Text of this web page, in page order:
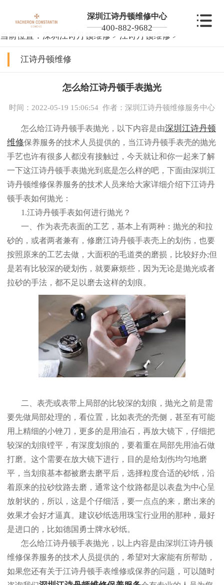
深圳江诗丹顿维修中心
400-882-9682
当前位置： 深圳江诗丹顿维修 > 江诗丹顿维修 >
江诗丹顿维修
怎么给江诗丹顿手表抛光
时间：2022-05-19 15:06:54 作者：深圳江诗丹顿维修服务中心
怎么给江诗丹顿手表抛光，以下内容是由深圳江诗丹顿
维修保养服务的技术人员提供的，当江诗丹顿手表壳的抛光
手艺也许有很多人都没有接触过，今天就让和你一起来了解
一下这江诗丹顿手表抛光到底是怎么样的吧，下面由深圳江
诗丹顿维修保养服务的技术人员来给大家详细介绍下江诗丹
顿手表如何抛光：
1.江诗丹顿手表如何进行抛光？
一、作为表壳表面的工艺，基本上有两种：抛光的和拉
砂的，或者两者兼有，修磨江诗丹顿手表壳上的划伤，也要
按照原来的工艺去做，大面积的毛道类的磨损，比较好办;但
是若有比较深的硬划伤，就要麻烦些，因为无论是抛光或者
拉砂的手法，都不足以磨去这样的划痕。
二、表壳或表带上局部的比较深的划痕，抛光之前是需
要先做局部处理的，看位置，比如表壳的壳侧，甚至有可能
用上精细的小锉刀，更多的是用油石，再放大镜下，仔细把
较深的划痕镗平，有深度划痕的，要着重在局部先用油石做
打磨。这个需要在放大镜下进行，目的是给划伤均匀地磨
平，当划痕基本都被磨去磨平后，选择粒度合适的砂纸，沿
着原来的拉砂纹路去磨，通常这个纹路都是以表盘为中心呈
放射状的，所以，这是个仔细活，要一点点的来，磨出来的
效果才会好才逼真。建议砂纸选用珠宝行业用的那种，最好
是进口的，比如德国勇士牌水砂纸。
怎么给江诗丹顿手表抛光，以上内容是由深圳江诗丹顿
维修保养服务的技术人员提供的，希望对大家能有所帮助，
如果您还有关于江诗丹顿手表维修或保养的问题，可以随时